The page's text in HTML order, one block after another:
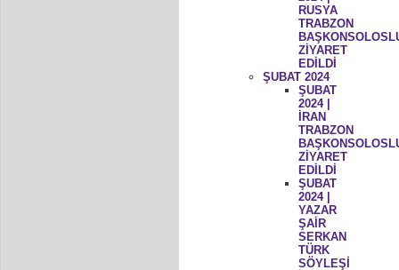
RUSYA
TRABZON
ZİYARET
EDİLDİ
ŞUBAT 2024
ŞUBAT
2024 |
İRAN
TRABZON
ZİYARET
EDİLDİ
ŞUBAT
2024 |
YAZAR
ŞAİR
SERKAN
TÜRK
SÖYLEŞİ